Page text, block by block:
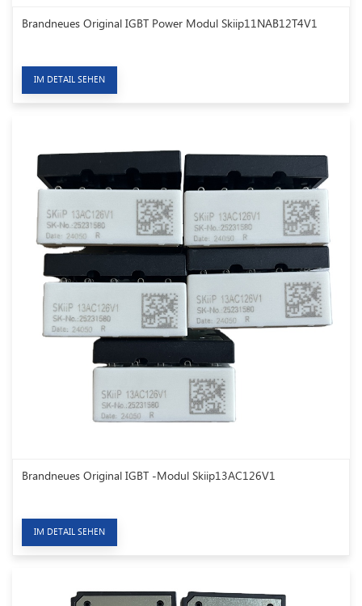
Brandneues Original IGBT Power Modul Skiip11NAB12T4V1
IM DETAIL SEHEN
Brandneues Original IGBT -Modul Skiip13AC126V1
IM DETAIL SEHEN